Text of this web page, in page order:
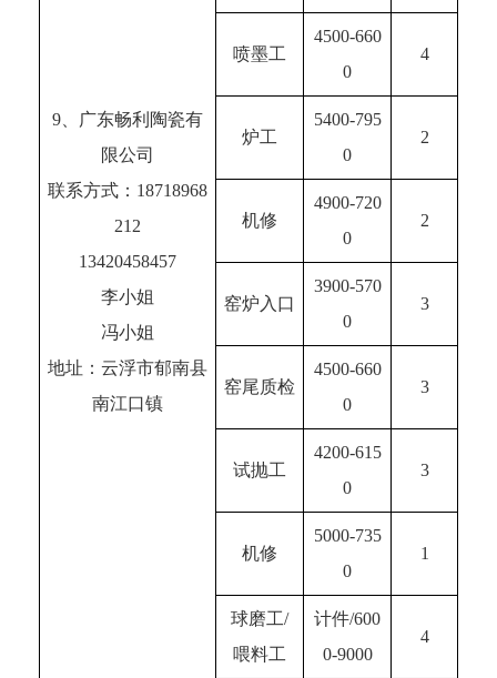
9、广东畅利陶瓷有
限公司
联系方式：18718968
212
13420458457
李小姐
冯小姐
地址：云浮市郁南县
南江口镇
喷墨工
4500-660
0
4
炉工
5400-795
0
2
机修
4900-720
0
2
窑炉入口
3900-570
0
3
窑尾质检
4500-660
0
3
试抛工
4200-615
0
3
机修
5000-735
0
1
球磨工/
喂料工
计件/600
0-9000
4